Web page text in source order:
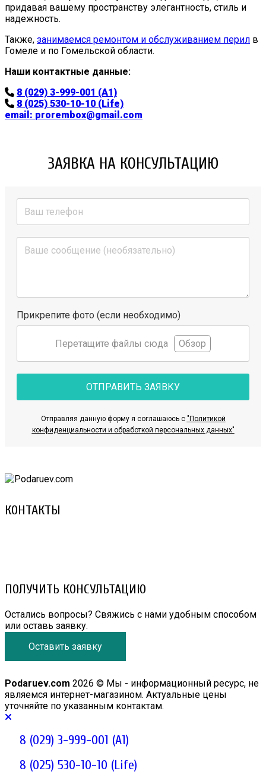
придавая вашему пространству элегантность, стиль и
надежность.
Также, занимаемся ремонтом и обслуживанием перил в
Гомеле и по Гомельской области.
Наши контактные данные:
8 (029) 3-999-001 (A1)
8 (025) 530-10-10 (Life)
email: prorembox@gmail.com
ЗАЯВКА НА КОНСУЛЬТАЦИЮ
Прикрепите фото (если необходимо)
Перетащите файлы сюда Обзор
ОТПРАВИТЬ ЗАЯВКУ
Отправляя данную форму я соглашаюсь с "Политикой
конфиденциальности и обработкой персональных данных"
КОНТАКТЫ
ПОЛУЧИТЬ КОНСУЛЬТАЦИЮ
Остались вопросы? Свяжись с нами удобным способом
или оставь заявку.
Оставить заявку
Podaruev.com 2026 © Мы - информационный ресурс, не
являемся интернет-магазином. Актуальные цены
уточняйте по указанным контактам.
8 (029) 3-999-001 (A1)
8 (025) 530-10-10 (Life)